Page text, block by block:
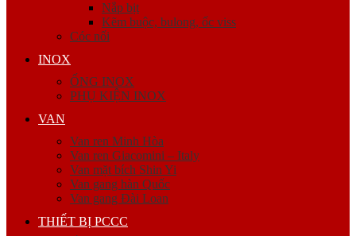
Nắp bịt
Kẽm buộc, bulong, ốc viss
Cóc nối
INOX
ỐNG INOX
PHỤ KIỆN INOX
VAN
Van ren Minh Hòa
Van ren Giacomini – Italy
Van mặt bích Shin Yi
Van gang hàn Quốc
Van gang Đài Loan
THIẾT BỊ PCCC